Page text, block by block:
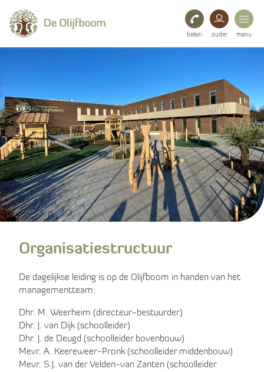
bellen ouder menu
Ouders
Bestuur
Organisatiestructuur
De dagelijkse leiding is op de Olijfboom in handen van het
managementteam:
Dhr. M. Weerheim (directeur-bestuurder)
Dhr. J. van Dijk (schoolleider)
Dhr. J. de Deugd (schoolleider bovenbouw)
Mevr. A. Keereweer-Pronk (schoolleider middenbouw)
Mevr. S.J. van der Velden-van Zanten (schoolleider